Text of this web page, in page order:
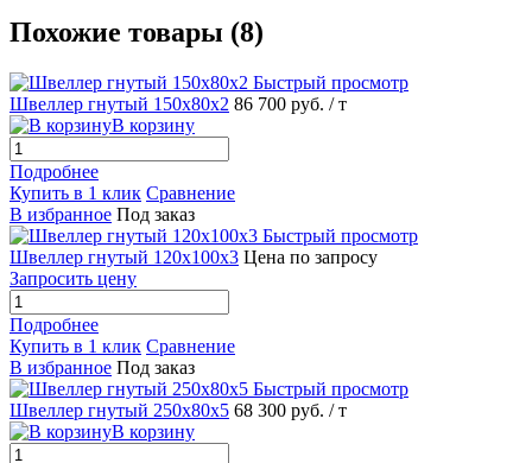
Похожие товары (8)
Быстрый просмотр
Швеллер гнутый 150х80х2 86 700 руб. / т
В корзину
Подробнее
Купить в 1 клик Сравнение
В избранное Под заказ
Быстрый просмотр
Швеллер гнутый 120х100х3 Цена по запросу
Запросить цену
Подробнее
Купить в 1 клик Сравнение
В избранное Под заказ
Быстрый просмотр
Швеллер гнутый 250х80х5 68 300 руб. / т
В корзину